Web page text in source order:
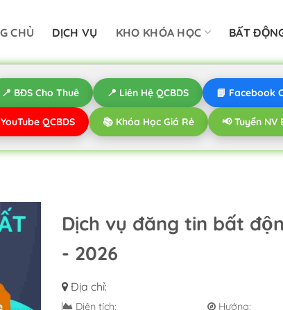
CHỦ DỊCH VỤ KHO KHÓA HỌC BẤT
📍 BĐS Cho Thuê 📍 Liên Hệ QCBDS 📘 Facebook
QCBDS 📚 Khóa Học Giá Rẻ 📢 Tuyển NV
Dịch vụ đăng tin bất
- 2026
Địa chỉ:
Diện tích:
Hướng: